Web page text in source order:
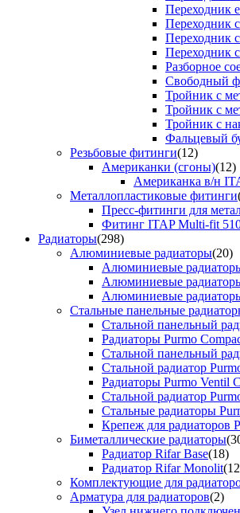
Переходник
Переходник
Переходник
Переходник
Разборное
Свободный
Тройник с
Тройник с
Тройник с
Фальцевый
Резьбовые фитинги(12)
Американки (сгоны)(12)
Американка в/н
Металлопластиковые фитинги
Пресс-фитинги для
Фитинг ITAP Multi-fit
Радиаторы(298)
Алюминиевые радиаторы(20)
Алюминиевые
Алюминиевые
Алюминиевые
Стальные панельные
Стальной панельный
Радиаторы Purmo
Стальной панельный
Стальной радиатор
Радиаторы Purmo Ventil
Стальной радиатор
Стальные радиаторы
Крепеж для радиаторов
Биметаллические радиаторы
Радиатор Rifar Base(18)
Радиатор Rifar Monolit
Комплектующие для
Арматура для радиаторов(2)